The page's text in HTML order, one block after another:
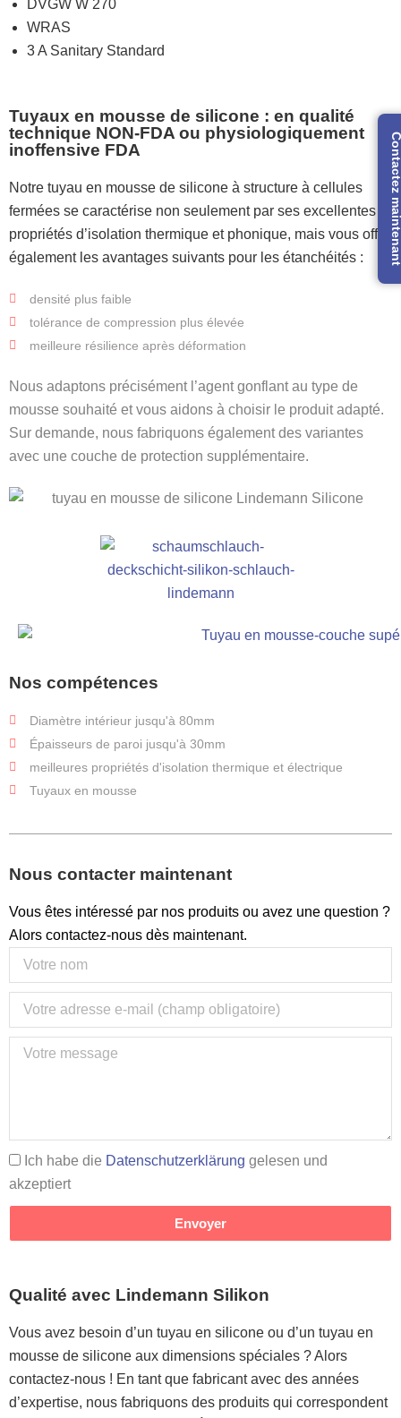
DVGW W 270
WRAS
3 A Sanitary Standard
Tuyaux en mousse de silicone : en qualité
technique NON-FDA ou physiologiquement
inoffensive FDA
Notre tuyau en mousse de silicone à structure à cellules
fermées se caractérise non seulement par ses excellentes
propriétés d’isolation thermique et phonique, mais vous offre
également les avantages suivants pour les étanchéités :
densité plus faible
tolérance de compression plus élevée
meilleure résilience après déformation
Nous adaptons précisément l’agent gonflant au type de
mousse souhaité et vous aidons à choisir le produit adapté.
Sur demande, nous fabriquons également des variantes
avec une couche de protection supplémentaire.
Nos compétences
Diamètre intérieur jusqu'à 80mm
Épaisseurs de paroi jusqu'à 30mm
meilleures propriétés d'isolation thermique et électrique
Tuyaux en mousse
Nous contacter maintenant
Vous êtes intéressé par nos produits ou avez une question ?
Alors contactez-nous dès maintenant.
Ich habe die Datenschutzerklärung gelesen und
akzeptiert
Envoyer
Qualité avec Lindemann Silikon
Vous avez besoin d’un tuyau en silicone ou d’un tuyau en
mousse de silicone aux dimensions spéciales ? Alors
contactez-nous ! En tant que fabricant avec des années
d’expertise, nous fabriquons des produits qui correspondent